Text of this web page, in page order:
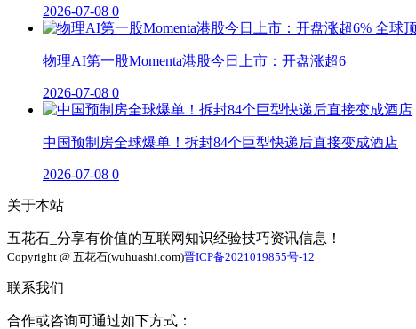
2026-07-08 0
物理AI第一股Momenta港股今日上市：开盘涨超6
2026-07-08 0
中国预制房全球爆单！拆封84个巨型快递后直接变成酒店
2026-07-08 0
关于本站
五花石_分享有价值的互联网知识经验技巧资讯信息！
Copyright @ 五花石(wuhuashi.com)晋ICP备2021019855号-12
联系我们
合作或咨询可通过如下方式：